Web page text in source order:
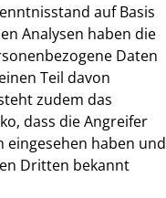
auf Basis
Analysen haben die
Daten
Teil davon
zudem das
dass die Angreifer
eingesehen haben und
Dritten bekannt